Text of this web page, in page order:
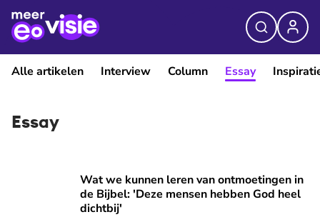
Alle artikelen Interview Column Essay
Essay
Wat we kunnen leren van ontmoetingen in de Bijbel:
Wat we kunnen leren van ontmoetingen in
de Bijbel: 'Deze mensen hebben God heel
dichtbij'